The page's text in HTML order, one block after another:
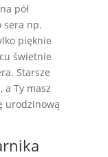
pół
sera np.
pięknie
świetnie
Starsze
a Ty masz
urodzinową